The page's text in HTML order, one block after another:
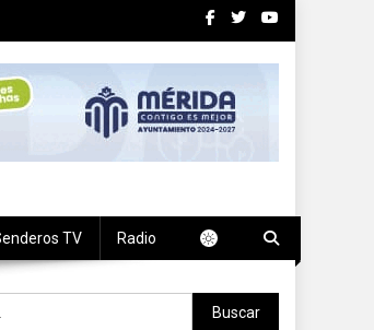
TV Radio
Buscar: